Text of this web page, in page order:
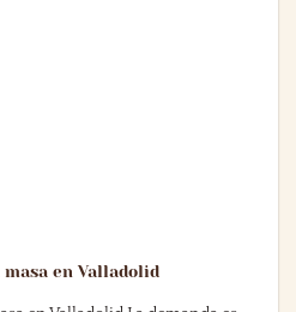
en Valladolid